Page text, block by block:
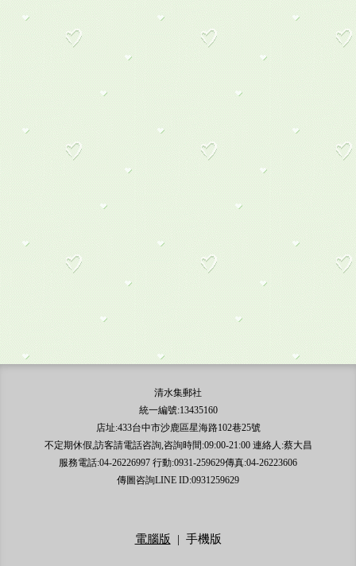
清水集郵社
統一編號:13435160
店址:433台中市沙鹿區星海路102巷25號
不定期休假,訪客請電話咨詢,咨詢時間:09:00-21:00 連絡人:蔡大昌
服務電話:04-26226997 行動:0931-259629傳真:04-26223606
傳圖咨詢LINE ID:0931259629
電腦版 | 手機版